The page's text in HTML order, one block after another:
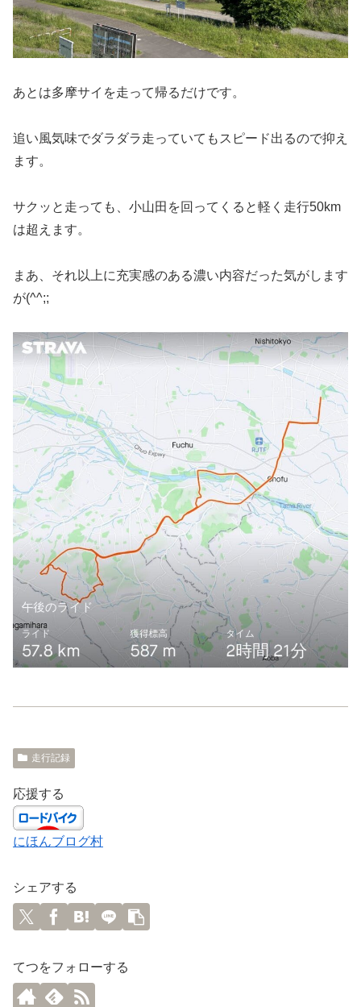
あとは多摩サイを走って帰るだけです。
追い風気味でダラダラ走っていてもスピード出るので抑え
ます。
サクッと走っても、小山田を回ってくると軽く走行50km
は超えます。
まあ、それ以上に充実感のある濃い内容だった気がします
が(^^;;
走行記録
応援する
にほんブログ村
シェアする
てつをフォローする